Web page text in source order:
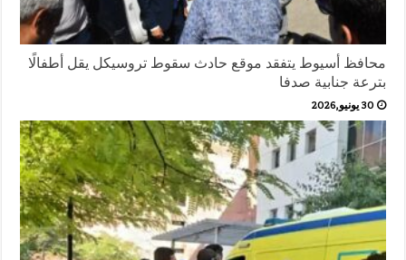
محافظ أسيوط يتفقد موقع حادث سقوط تروسيكل يقل أطفالًا
بترعة جنابية صدفا
30 يونيو,2026